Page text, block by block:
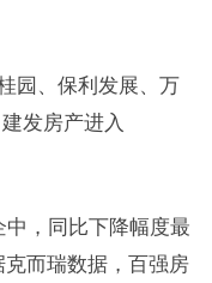
园、保利发展、万
发房产进入
中，同比下降幅度最
而瑞数据，百强房